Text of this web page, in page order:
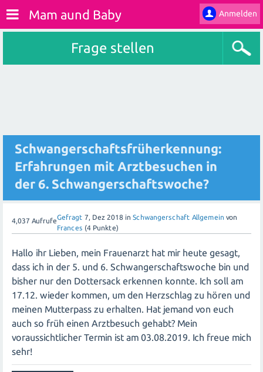
Anmelden
Mam aund Baby
Frage stellen
Schwangerschaftsfrüherkennung:
Erfahrungen mit Arztbesuchen in
der 6. Schwangerschaftswoche?
4,037 AufrufeGefragt 7, Dez 2018 in Schwangerschaft Allgemein von
Frances (4 Punkte)
Hallo ihr Lieben, mein Frauenarzt hat mir heute gesagt,
dass ich in der 5. und 6. Schwangerschaftswoche bin und
bisher nur den Dottersack erkennen konnte. Ich soll am
17.12. wieder kommen, um den Herzschlag zu hören und
meinen Mutterpass zu erhalten. Hat jemand von euch
auch so früh einen Arztbesuch gehabt? Mein
voraussichtlicher Termin ist am 03.08.2019. Ich freue mich
sehr!